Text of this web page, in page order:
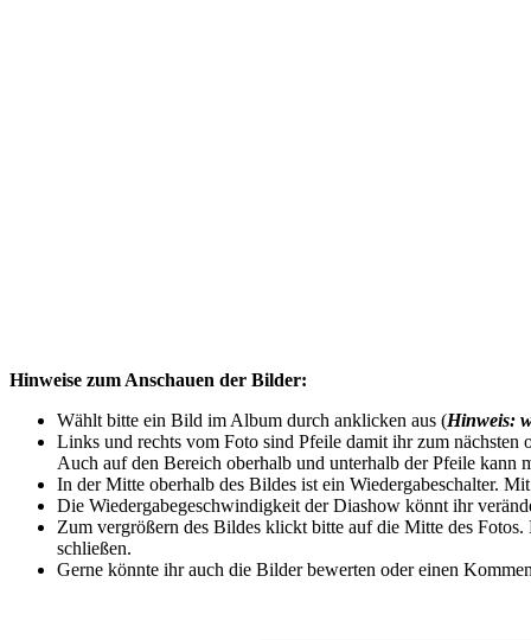
Hinweise zum Anschauen der Bilder:
Wählt bitte ein Bild im Album durch anklicken aus (Hinweis:
Links und rechts vom Foto sind Pfeile damit ihr zum
Auch auf den Bereich oberhalb und unterhalb der Pfeile kann
In der Mitte oberhalb des Bildes ist ein Wiedergabeschalter.
Die Wiedergabegeschwindigkeit der Diashow könnt ihr
Zum vergrößern des Bildes klickt bitte auf die Mitte des
schließen.
Gerne könnte ihr auch die Bilder bewerten oder einen